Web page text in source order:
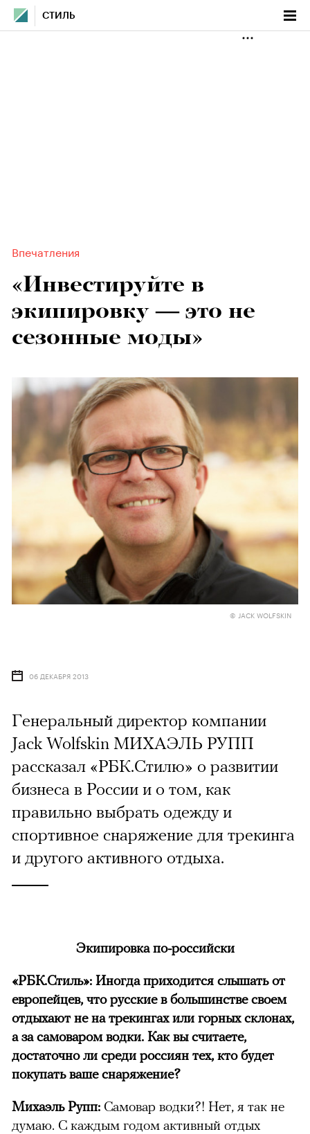
СТИЛЬ
Впечатления
«Инвестируйте в
экипировку — это не
сезонные моды»
© JACK WOLFSKIN
06 ДЕКАБРЯ 2013
Генеральный директор компании
Jack Wolfskin МИХАЭЛЬ РУПП
рассказал «РБК.Стилю» о развитии
бизнеса в России и о том, как
правильно выбрать одежду и
спортивное снаряжение для трекинга
и другого активного отдыха.
Экипировка по-российски
«РБК.Стиль»: Иногда приходится слышать от
европейцев, что русские в большинстве своем
отдыхают не на трекингах или горных склонах,
а за самоваром водки. Как вы считаете,
достаточно ли среди россиян тех, кто будет
покупать ваше снаряжение?
Михаэль Рупп: Самовар водки?! Нет, я так не
думаю. С каждым годом активный отдых